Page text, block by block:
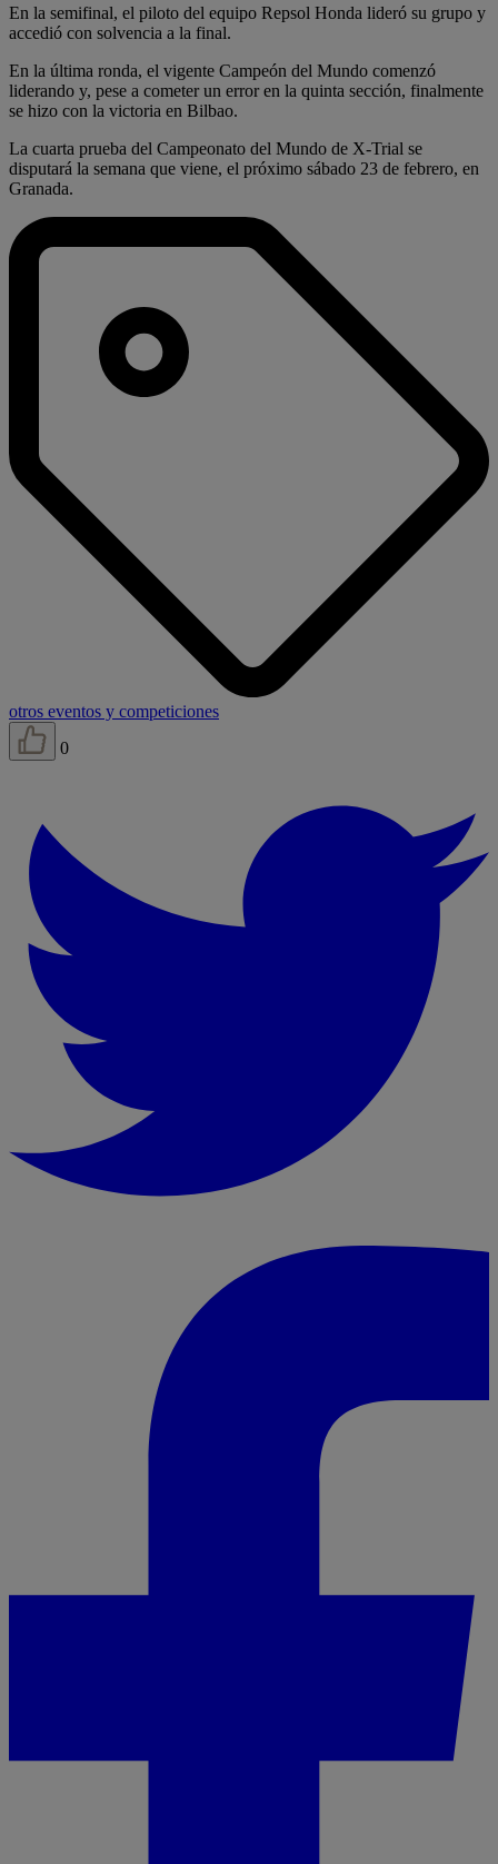
En la semifinal, el piloto del equipo Repsol Honda lideró su grupo y
accedió con solvencia a la final.
En la última ronda, el vigente Campeón del Mundo comenzó
liderando y, pese a cometer un error en la quinta sección, finalmente
se hizo con la victoria en Bilbao.
La cuarta prueba del Campeonato del Mundo de X-Trial se
disputará la semana que viene, el próximo sábado 23 de febrero, en
Granada.
otros eventos y competiciones
0